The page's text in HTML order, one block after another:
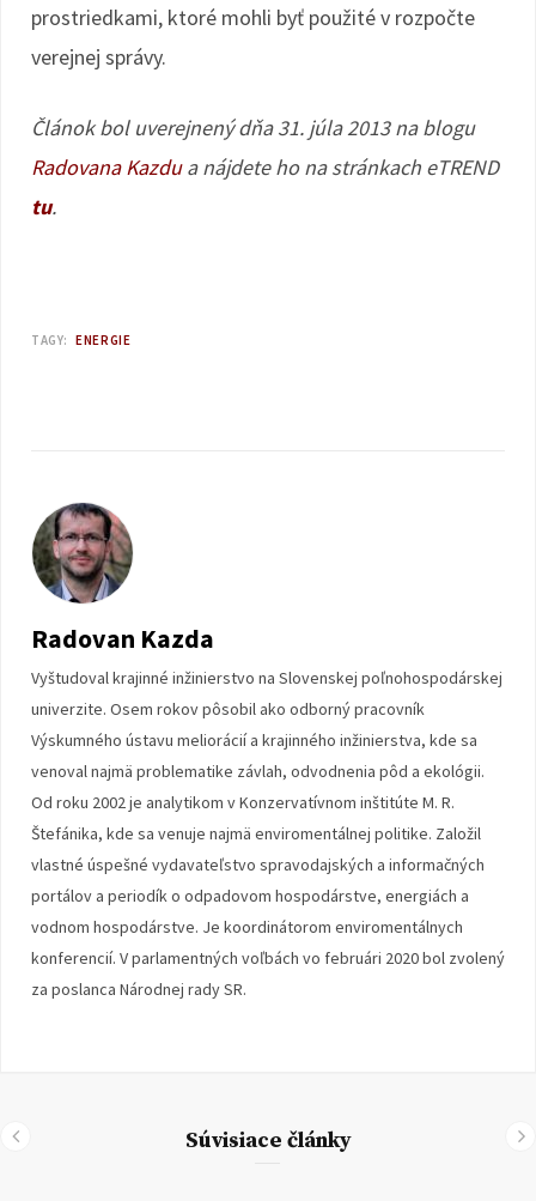
prostriedkami, ktoré mohli byť použité v rozpočte
verejnej správy.
Článok bol uverejnený dňa 31. júla 2013 na blogu
Radovana Kazdua nájdete ho na stránkach eTREND
tu.
TAGY: ENERGIE
Radovan Kazda
Vyštudoval krajinné inžinierstvo na Slovenskej poľnohospodárskej
univerzite. Osem rokov pôsobil ako odborný pracovník
Výskumného ústavu meliorácií a krajinného inžinierstva, kde sa
venoval najmä problematike závlah, odvodnenia pôd a ekológii.
Od roku 2002 je analytikom v Konzervatívnom inštitúte M. R.
Štefánika, kde sa venuje najmä enviromentálnej politike. Založil
vlastné úspešné vydavateľstvo spravodajských a informačných
portálov a periodík o odpadovom hospodárstve, energiách a
vodnom hospodárstve. Je koordinátorom enviromentálnych
konferencií. V parlamentných voľbách vo februári 2020 bol zvolený
za poslanca Národnej rady SR.
Súvisiace články